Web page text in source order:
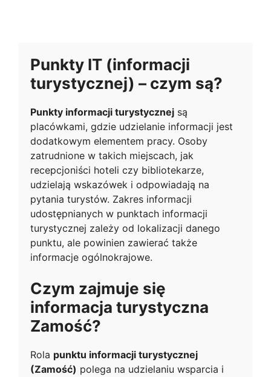
Punkty IT (informacji
turystycznej) – czym są?
Punkty informacji turystycznej są
placówkami, gdzie udzielanie informacji jest
dodatkowym elementem pracy. Osoby
zatrudnione w takich miejscach, jak
recepcjoniści hoteli czy bibliotekarze,
udzielają wskazówek i odpowiadają na
pytania turystów. Zakres informacji
udostępnianych w punktach informacji
turystycznej zależy od lokalizacji danego
punktu, ale powinien zawierać także
informacje ogólnokrajowe.
Czym zajmuje się
informacja turystyczna
Zamość?
Rola punktu informacji turystycznej
(Zamość) polega na udzielaniu wsparcia i